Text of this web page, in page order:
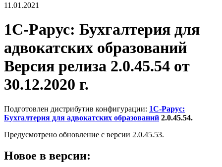
11.01.2021
1С-Рарус: Бухгалтерия для
адвокатских образований
Версия релиза 2.0.45.54 от
30.12.2020 г.
Подготовлен дистрибутив конфигурации: 1С-Рарус:
Бухгалтерия для адвокатских образований 2.0.45.54.
Предусмотрено обновление с версии 2.0.45.53.
Новое в версии: